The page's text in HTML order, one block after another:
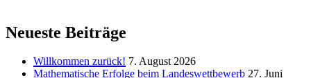
Neueste Beiträge
Willkommen zurück! 7. August 2026
Mathematische Erfolge beim Landeswettbewerb 27. Juni